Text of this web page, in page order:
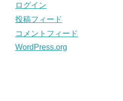
ログイン
投稿フィード
コメントフィード
WordPress.org